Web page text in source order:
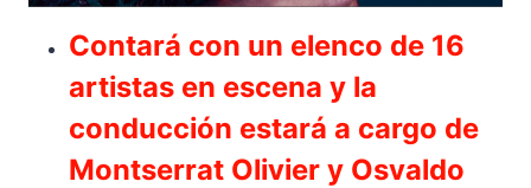
Contará con un elenco de 16
artistas en escena y la
conducción estará a cargo de
Montserrat Olivier y Osvaldo